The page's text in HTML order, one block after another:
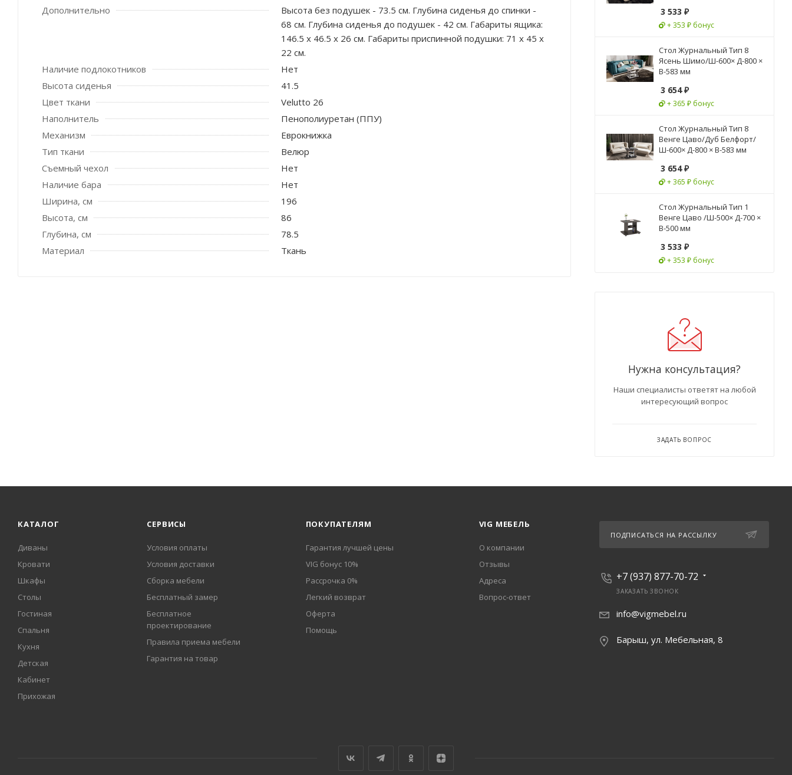
Дополнительно
Высота без подушек - 73.5 см. Глубина сиденья до спинки -
68 см. Глубина сиденья до подушек - 42 см. Габариты ящика:
146.5 х 46.5 х 26 см. Габариты приспинной подушки: 71 х 45 х
22 см.
Наличие подлокотников
Нет
Высота сиденья
41.5
Цвет ткани
Velutto 26
Наполнитель
Пенополиуретан (ППУ)
Механизм
Еврокнижка
Тип ткани
Велюр
Съемный чехол
Нет
Наличие бара
Нет
Ширина, см
196
Высота, см
86
Глубина, см
78.5
Материал
Ткань
3 533 ₽
+ 353 ₽ бонус
Стол Журнальный Тип 8
Ясень Шимо/Ш-600× Д-800 ×
В-583 мм
3 654₽
+ 365 ₽ бонус
Стол Журнальный Тип 8
Венге Цаво/Дуб Белфорт/
Ш-600× Д-800 × В-583 мм
3 654₽
+ 365 ₽ бонус
Стол Журнальный Тип 1
Венге Цаво /Ш-500× Д-700 ×
В-500 мм
3 533 ₽
+ 353 ₽ бонус
Нужна консультация?
Наши специалисты ответят на любой
интересующий вопрос
ЗАДАТЬ ВОПРОС
КАТАЛОГ
Диваны
Кровати
Шкафы
Столы
Гостиная
Спальня
Кухня
Детская
Кабинет
Прихожая
СЕРВИСЫ
Условия оплаты
Условия доставки
Сборка мебели
Бесплатный замер
Бесплатное
проектирование
Правила приема мебели
Гарантия на товар
ПОКУПАТЕЛЯМ
Гарантия лучшей цены
VIG бонус 10%
Рассрочка 0%
Легкий возврат
Оферта
Помощь
VIG МЕБЕЛЬ
О компании
Отзывы
Адреса
Вопрос-ответ
ПОДПИСАТЬСЯ НА РАССЫЛКУ
+7 (937) 877-70-72
ЗАКАЗАТЬ ЗВОНОК
info@vigmebel.ru
Барыш, ул. Мебельная, 8